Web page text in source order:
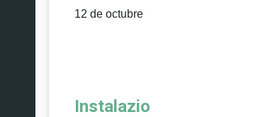
12 de octubre
Instalazio